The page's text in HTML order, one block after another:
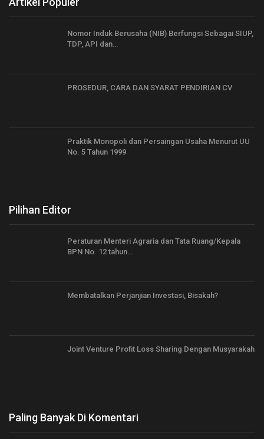
Nomor Induk Berusaha (NIB) Berfungsi Sebagai SIUP,
TDP, API dan…
PROSEDUR, CARA DAN SYARAT PENDIRIAN CV
Praktik Monopoli dan Persaingan Usaha Menurut UU
No. 5 Tahun 1999
Pilihan Editor
Peraturan Menteri Agraria dan Tata Ruang/Kepala
BPN No. 12 tahun…
Membatalkan Perjanjian Investasi, Bisakah?
Joint Venture Profit Loss Sharing Dengan Musyarakah
Paling Banyak Di Komentari